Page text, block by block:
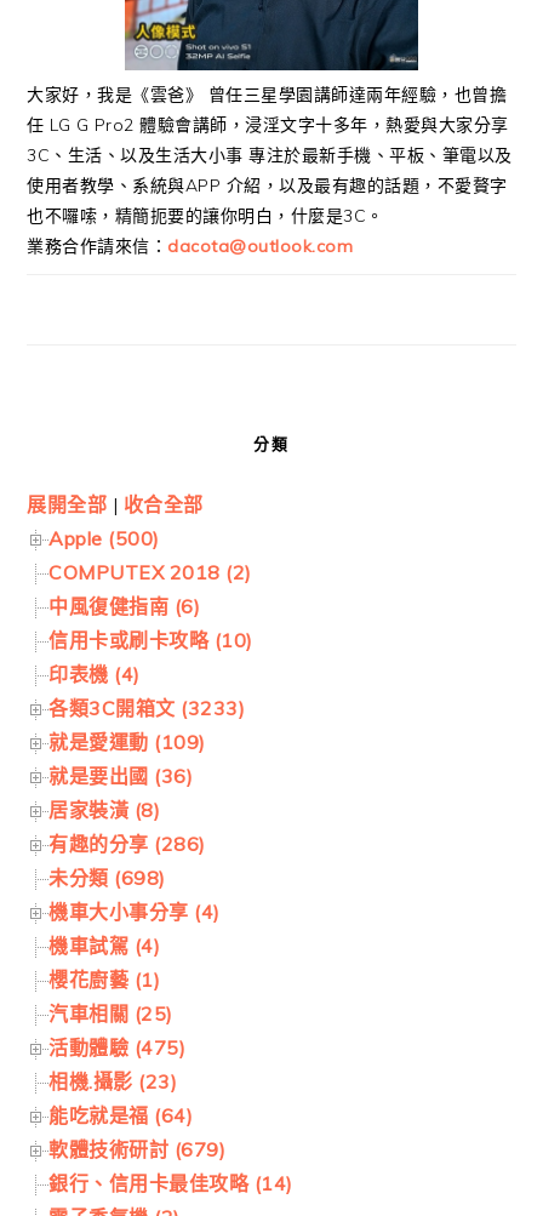
大家好，我是《雲爸》 曾任三星學園講師達兩年經驗，也曾擔
任 LG G Pro2 體驗會講師，浸淫文字十多年，熱愛與大家分享
3C、生活、以及生活大小事 專注於最新手機、平板、筆電以及
使用者教學、系統與APP 介紹，以及最有趣的話題，不愛贅字
也不囉嗦，精簡扼要的讓你明白，什麼是3C。
業務合作請來信： dacota@outlook.com
分類
展開全部 | 收合全部
Apple (500)
COMPUTEX 2018 (2)
中風復健指南 (6)
信用卡或刷卡攻略 (10)
印表機 (4)
各類3C開箱文 (3233)
就是愛運動 (109)
就是要出國 (36)
居家裝潢 (8)
有趣的分享 (286)
未分類 (698)
機車大小事分享 (4)
機車試駕 (4)
櫻花廚藝 (1)
汽車相關 (25)
活動體驗 (475)
相機.攝影 (23)
能吃就是福 (64)
軟體技術研討 (679)
銀行、信用卡最佳攻略 (14)